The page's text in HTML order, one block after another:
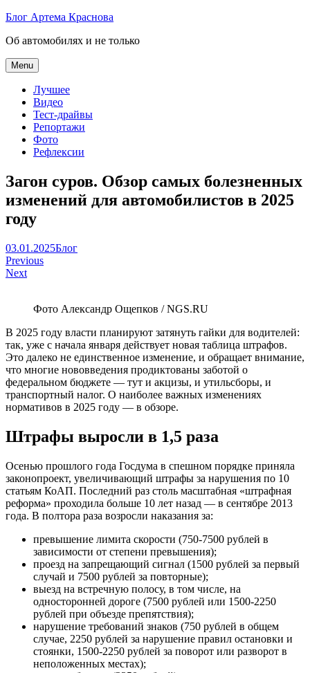
Skip
content
Блог Артема Краснова
Об автомобилях и не только
Menu
Лучшее
Видео
Тест-драйвы
Репортажи
Фото
Рефлексии
Загон суров. Обзор самых болезненных
изменений для автомобилистов в 2025
году
Артем
Краснов
03.01.2025Блог
Навигация
по
Previous
Next
Фото Александр Ощепков / NGS.RU
В 2025 году власти планируют затянуть гайки для водителей:
так, уже с начала января действует новая таблица штрафов.
Это далеко не единственное изменение, и обращает внимание,
что многие нововведения продиктованы заботой о
федеральном бюджете — тут и акцизы, и утильсборы, и
транспортный налог. О наиболее важных изменениях
нормативов в 2025 году — в обзоре.
Штрафы выросли в 1,5 раза
Осенью прошлого года Госдума в спешном порядке приняла
законопроект, увеличивающий штрафы за нарушения по 10
статьям КоАП. Последний раз столь масштабная «штрафная
реформа» проходила больше 10 лет назад — в сентябре 2013
года. В полтора раза возросли наказания за:
превышение лимита скорости (750-7500 рублей в
зависимости от степени превышения);
проезд на запрещающий сигнал (1500 рублей за первый
случай и 7500 рублей за повторные);
выезд на встречную полосу, в том числе, на
односторонней дороге (7500 рублей или 1500-2250
рублей при объезде препятствия);
нарушение требований знаков (750 рублей в общем
случае, 2250 рублей за нарушение правил остановки и
стоянки, 1500-2250 рублей за поворот или разворот в
неположенных местах);